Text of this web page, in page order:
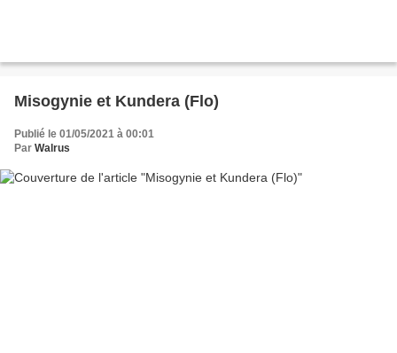
Misogynie et Kundera (Flo)
Publié le 01/05/2021 à 00:01
Par Walrus